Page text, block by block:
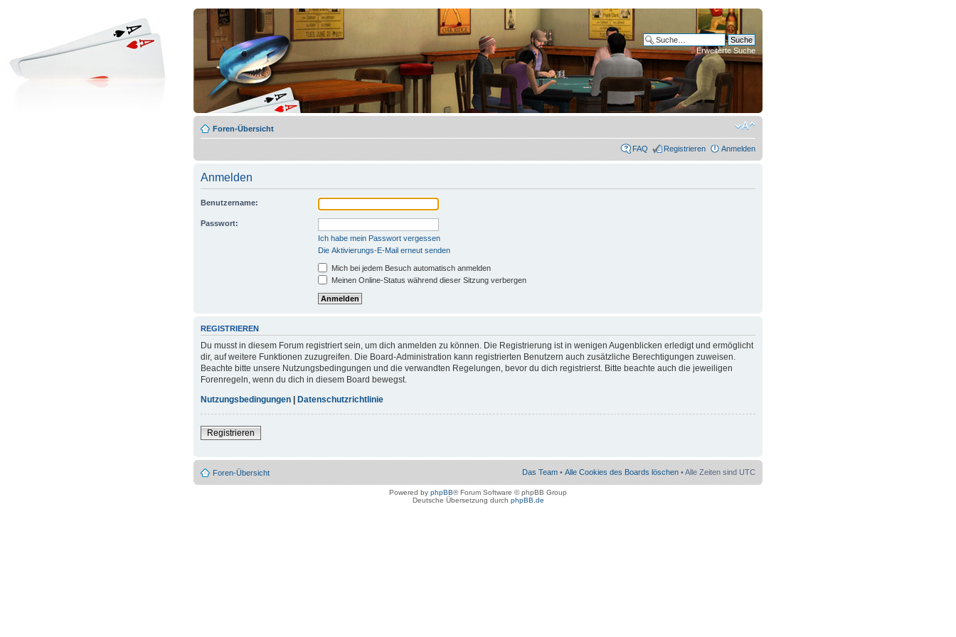
Erweiterte Suche
Foren-Übersicht
FAQ Registrieren Anmelden
Anmelden
Benutzername:
Passwort:
Ich habe mein Passwort vergessen
Die Aktivierungs-E-Mail erneut senden
Mich bei jedem Besuch automatisch anmelden
Meinen Online-Status während dieser Sitzung verbergen
REGISTRIEREN
Du musst in diesem Forum registriert sein, um dich anmelden zu können. Die Registrierung ist in wenigen Augenblicken erledigt und ermöglicht
dir, auf weitere Funktionen zuzugreifen. Die Board-Administration kann registrierten Benutzern auch zusätzliche Berechtigungen zuweisen.
Beachte bitte unsere Nutzungsbedingungen und die verwandten Regelungen, bevor du dich registrierst. Bitte beachte auch die jeweiligen
Forenregeln, wenn du dich in diesem Board bewegst.
Nutzungsbedingungen | Datenschutzrichtlinie
Registrieren
Foren-Übersicht Das Team • Alle Cookies des Boards löschen • Alle Zeiten sind UTC
Powered by phpBB® Forum Software © phpBB Group
Deutsche Übersetzung durch phpBB.de